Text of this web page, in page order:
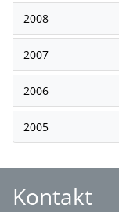
2008
2007
2006
2005
Kontakt